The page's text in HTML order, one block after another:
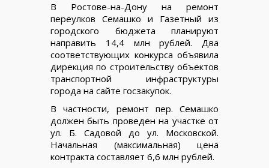
В Ростове-на-Дону на ремонт
переулков Семашко и Газетный из
городского бюджета планируют
направить 14,4 млн рублей. Два
соответствующих конкурса объявила
дирекция по строительству объектов
транспортной инфраструктуры
города на сайте госзакупок.
В частности, ремонт пер. Семашко
должен быть проведен на участке от
ул. Б. Садовой до ул. Московской.
Начальная (максимальная) цена
контракта составляет 6,6 млн рублей.